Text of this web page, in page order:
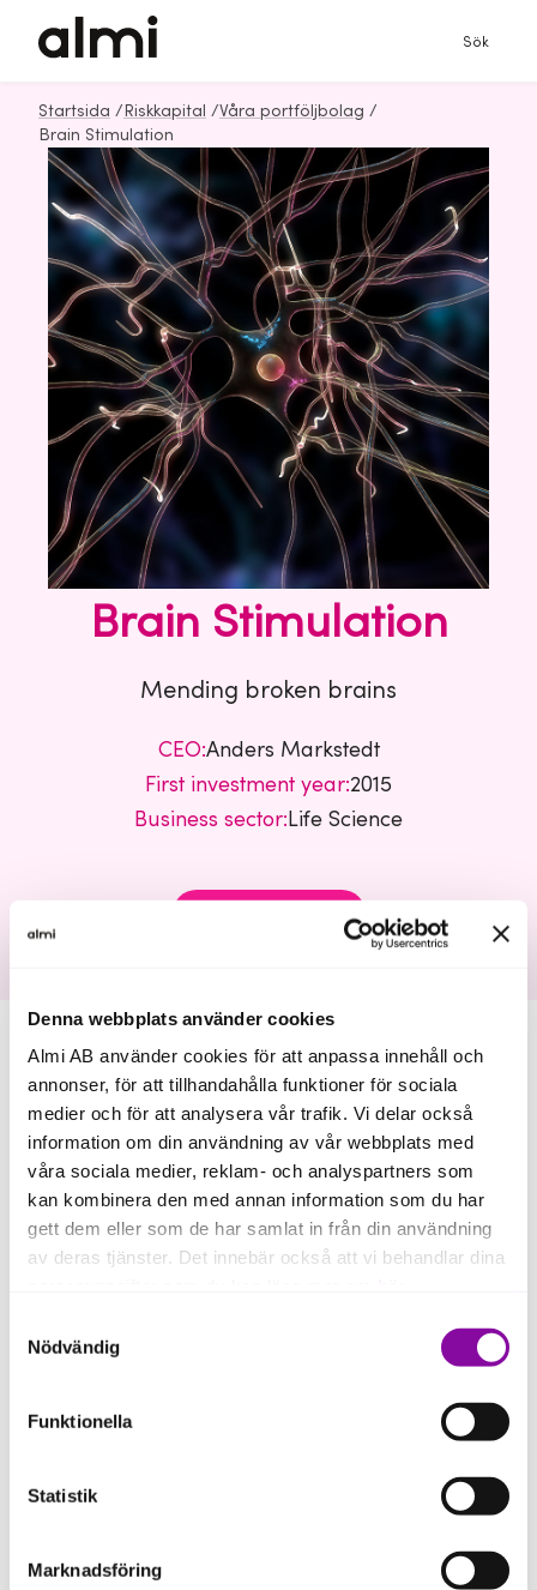
Denna webbplats använder cookies
Almi AB använder cookies för att anpassa innehåll och
annonser, för att tillhandahålla funktioner för sociala
medier och för att analysera vår trafik. Vi delar också
information om din användning av vår webbplats med
våra sociala medier, reklam- och analyspartners som
kan kombinera den med annan information som du har
gett dem eller som de har samlat in från din användning
av deras tjänster. Det innebär också att vi behandlar dina
Om du klickar på avvisa kommer användning av kakor
eller delning av information enligt ovan, inte att ske,
förutom för kakor som är nödvändiga för att hemsidan
ska fungera se mer under inställningar.
Nödvändig
Funktionella
Statistik
Marknadsföring
Sök
Startsida / Riskkapital /Våra portföljbolag /
Brain Stimulation
Brain Stimulation
Mending broken brains
CEO:Anders Markstedt
First investment year:2015
Business sector:Life Science
Brain Stimulation
Brain Stimulation has developed an effective
stimulating and mending broken neuronal networks
with stimulation of the senses using 3D games and